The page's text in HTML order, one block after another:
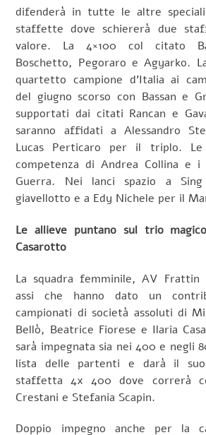
difenderà in tutte le altre
staffette dove schiererà due
valore. La 4×100 col citato
Boschetto, Pegoraro e Agyarko.
quartetto campione d’Italia ai
del giugno scorso con Bassan e
supportati dai citati Rancan e
saranno affidati a Alessandro
Lucas Perticaro per il triplo. Le
competenza di Andrea Collina e i
Guerra. Nei lanci spazio a
giavellotto e a Edy Nichele per il
Le allieve puntano sul trio
Casarotto
La squadra femminile, AV
assi che hanno dato un
campionati di società assoluti di
Bellò, Beatrice Fiorese e Ilaria
sarà impegnata sia nei 400 e negli
lista delle partenti e darà il
staffetta 4x 400 dove correrà
Crestani e Stefania Scapin.
Doppio impegno anche per la